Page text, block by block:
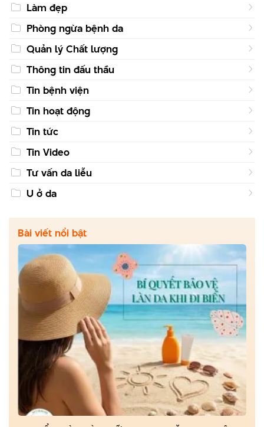
Làm đẹp
Phòng ngừa bệnh da
Quản lý Chất lượng
Thông tin đấu thầu
Tin bệnh viện
Tin hoạt động
Tin tức
Tin Video
Tư vấn da liễu
U ở da
Bài viết nổi bật